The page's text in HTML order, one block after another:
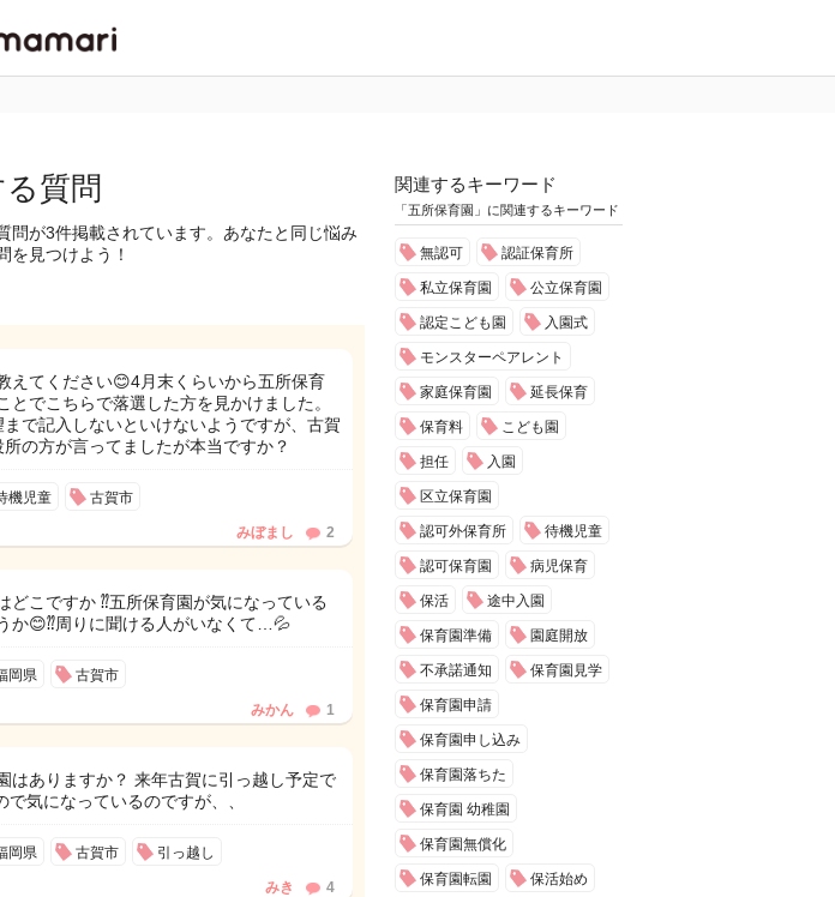
報サイト
る質問
問が3件掲載されています。あなたと同じ悩み
を見つけよう！
えてください😊4月末くらいから五所保育
とでこちらで落選した方を見かけました。
で記入しないといけないようですが、古賀
の方が言ってましたが本当ですか？
機児童 古賀市
みぼまし 2
どこですか ⁇五所保育園が気になっている
か😊⁇周りに聞ける人がいなくて…💦
岡県 古賀市
みかん 1
はありますか？ 来年古賀に引っ越し予定で
気になっているのですが、、
岡県 古賀市 引っ越し
みき 4
関連するキーワード
「五所保育園」に関連するキーワード
無認可 認証保育所
私立保育園 公立保育園
認定こども園 入園式
モンスターペアレント
家庭保育園 延長保育
保育料 こども園
担任 入園
区立保育園
認可外保育所 待機児童
認可保育園 病児保育
保活 途中入園
保育園準備 園庭開放
不承諾通知 保育園見学
保育園申請
保育園申し込み
保育園落ちた
保育園 幼稚園
保育園無償化
保育園転園 保活始め